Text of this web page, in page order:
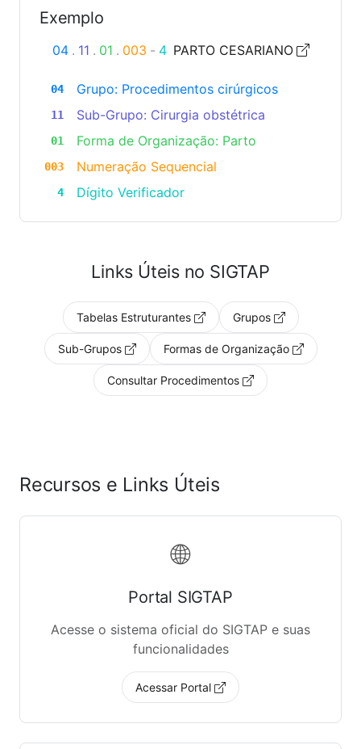
Exemplo
04 . 11 . 01 . 003 - 4 PARTO CESARIANO
04 Grupo: Procedimentos cirúrgicos
11 Sub-Grupo: Cirurgia obstétrica
01 Forma de Organização: Parto
003 Numeração Sequencial
4 Dígito Verificador
Links Úteis no SIGTAP
Tabelas Estruturantes Grupos
Sub-Grupos Formas de Organização
Consultar Procedimentos
Recursos e Links Úteis
🌐
Portal SIGTAP
Acesse o sistema oficial do SIGTAP e suas
funcionalidades
Acessar Portal